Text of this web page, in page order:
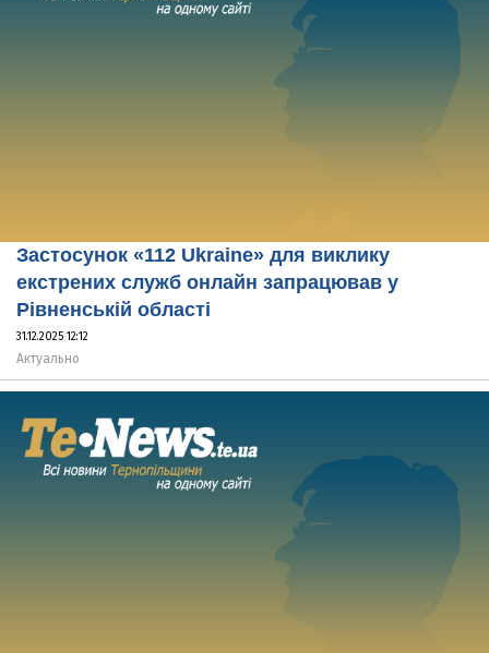
Застосунок «112 Ukraine» для виклику
екстрених служб онлайн запрацював у
Рівненській області
31.12.2025 12:12
Актуально